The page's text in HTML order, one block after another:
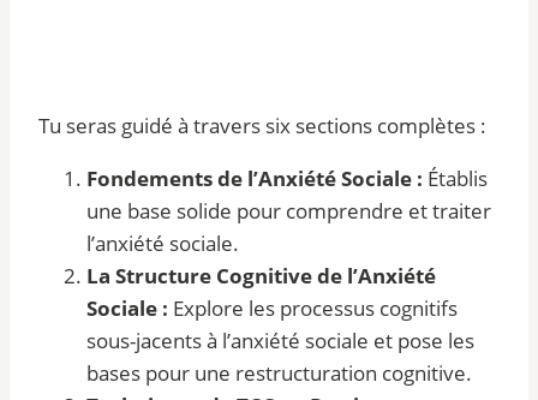
Tu seras guidé à travers six sections complètes :
Fondements de l’Anxiété Sociale : Établis
une base solide pour comprendre et traiter
l’anxiété sociale.
La Structure Cognitive de l’Anxiété
Sociale : Explore les processus cognitifs
sous-jacents à l’anxiété sociale et pose les
bases pour une restructuration cognitive.